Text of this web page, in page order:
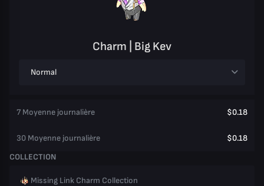
Charm | Big Kev
Normal
7 Moyenne journalière $0.18
30 Moyenne journalière
$0.18
COLLECTION
Missing Link Charm Collection